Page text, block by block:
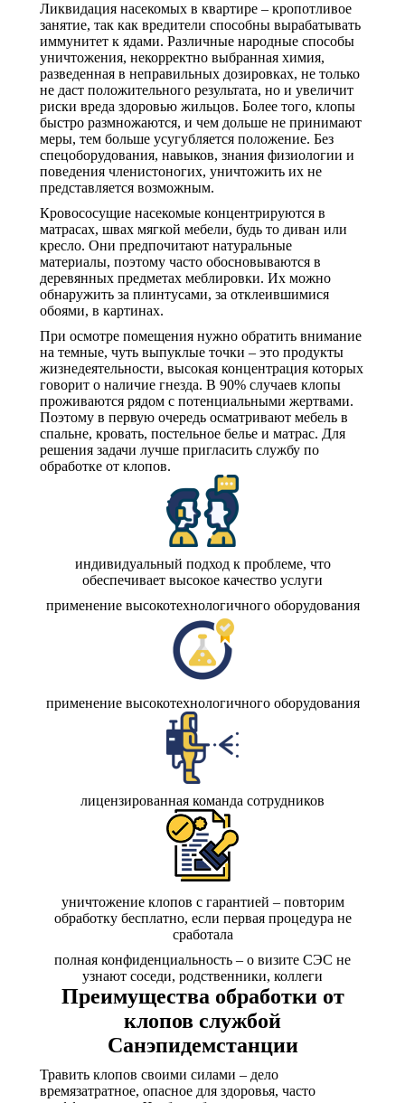
Ликвидация насекомых в квартире – кропотливое
занятие, так как вредители способны вырабатывать
иммунитет к ядами. Различные народные способы
уничтожения, некорректно выбранная химия,
разведенная в неправильных дозировках, не только
не даст положительного результата, но и увеличит
риски вреда здоровью жильцов. Более того, клопы
быстро размножаются, и чем дольше не принимают
меры, тем больше усугубляется положение. Без
спецоборудования, навыков, знания физиологии и
поведения членистоногих, уничтожить их не
представляется возможным.
Кровососущие насекомые концентрируются в
матрасах, швах мягкой мебели, будь то диван или
кресло. Они предпочитают натуральные
материалы, поэтому часто обосновываются в
деревянных предметах меблировки. Их можно
обнаружить за плинтусами, за отклеившимися
обоями, в картинах.
При осмотре помещения нужно обратить внимание
на темные, чуть выпуклые точки – это продукты
жизнедеятельности, высокая концентрация которых
говорит о наличие гнезда. В 90% случаев клопы
проживаются рядом с потенциальными жертвами.
Поэтому в первую очередь осматривают мебель в
спальне, кровать, постельное белье и матрас. Для
решения задачи лучше пригласить службу по
обработке от клопов.
индивидуальный подход к проблеме, что
обеспечивает высокое качество услуги
применение высокотехнологичного оборудования
применение высокотехнологичного оборудования
лицензированная команда сотрудников
уничтожение клопов с гарантией – повторим
обработку бесплатно, если первая процедура не
сработала
полная конфиденциальность – о визите СЭС не
узнают соседи, родственники, коллеги
Преимущества обработки от
клопов службой
Санэпидемстанции
Травить клопов своими силами – дело
времязатратное, опасное для здоровья, часто